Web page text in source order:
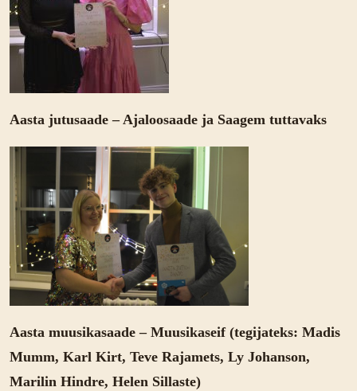
Aasta jutusaade – Ajaloosaade ja Saagem tuttavaks
Aasta muusikasaade – Muusikaseif (tegijateks: Madis
Mumm, Karl Kirt, Teve Rajamets, Ly Johanson,
Marilin Hindre, Helen Sillaste)